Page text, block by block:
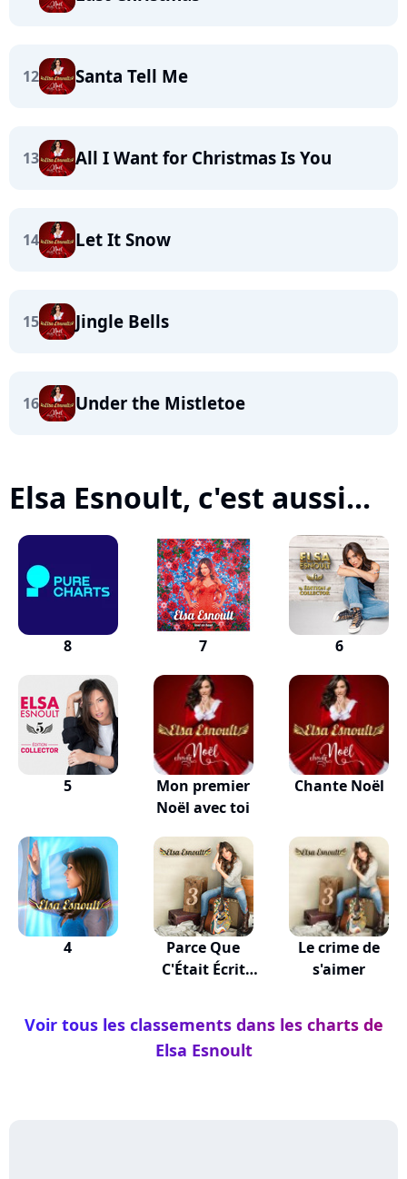
12 Santa Tell Me
13 All I Want for Christmas Is You
14 Let It Snow
15 Jingle Bells
16 Under the Mistletoe
Elsa Esnoult, c'est aussi...
8 7 6
5
Mon premier
Noël avec toi
Chante Noël
4
Parce Que
C'Était Écrit
Le crime de
s'aimer
Voir tous les classements dans les charts de
Elsa Esnoult